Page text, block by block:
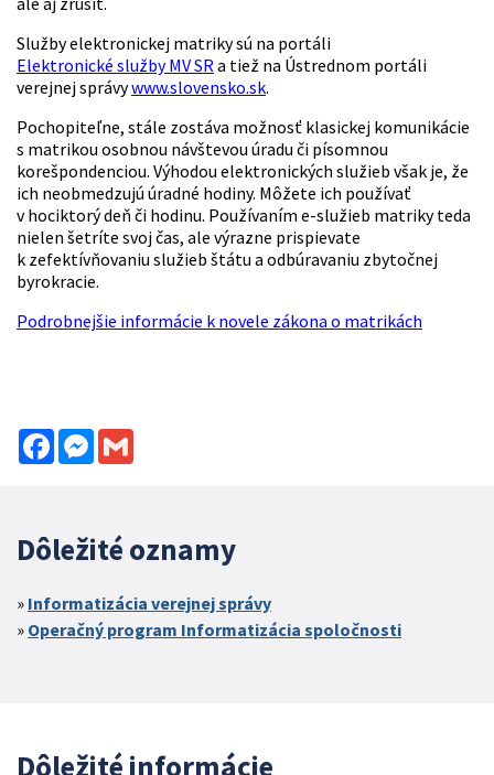
Služby elektronickej matriky sú na portáli
Elektronické služby MV SRa tiež na Ústrednom portáli
verejnej správywww.slovensko.sk.
Pochopiteľne, stále zostáva možnosť klasickej komunikácie
s matrikou osobnou návštevou úradu či písomnou
korešpondenciou. Výhodou elektronických služieb však je, že
ich neobmedzujú úradné hodiny. Môžete ich používať
v hociktorý deň či hodinu. Používaním e-služieb matriky teda
nielen šetríte svoj čas, ale výrazne prispievate
k zefektívňovaniu služieb štátu a odbúravaniu zbytočnej
byrokracie.
Podrobnejšie informácie k novele zákona o matrikách
FacebookMessenger
Dôležité oznamy
Informatizácia verejnej správy
Operačný program Informatizácia spoločnosti
Dôležité informácie